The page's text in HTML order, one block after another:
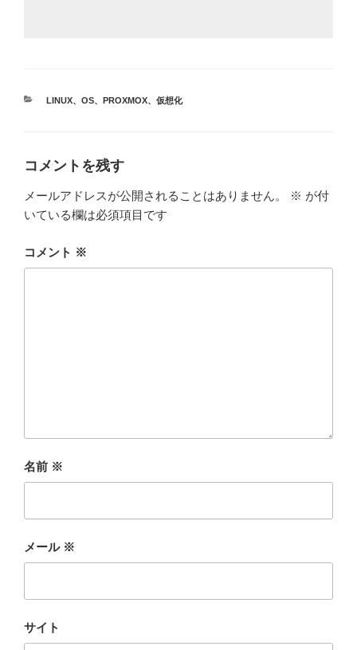
カ
LINUX、 OS、 PROXMOX、 仮想化
コメントを残す
メールアドレスが公開されることはありません。 ※ が付
いている欄は必須項目です
コメント ※
名前 ※
メール ※
サイト